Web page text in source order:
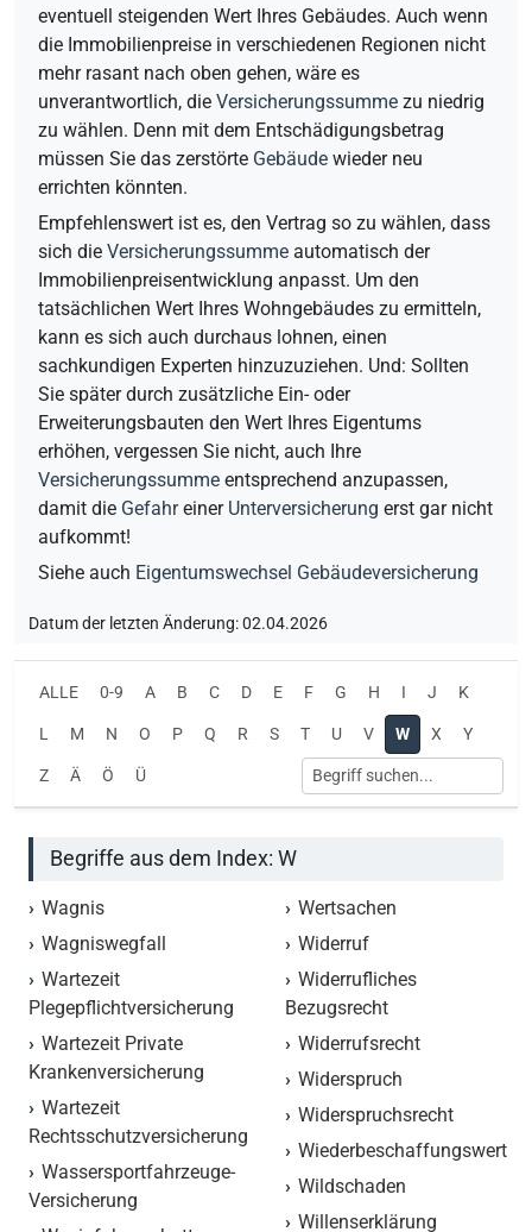
eventuell steigenden Wert Ihres Gebäudes. Auch wenn
die Immobilienpreise in verschiedenen Regionen nicht
mehr rasant nach oben gehen, wäre es
unverantwortlich, die Versicherungssumme zu niedrig
zu wählen. Denn mit dem Entschädigungsbetrag
müssen Sie das zerstörte Gebäude wieder neu
errichten könnten.
Empfehlenswert ist es, den Vertrag so zu wählen, dass
sich die Versicherungssumme automatisch der
Immobilienpreisentwicklung anpasst. Um den
tatsächlichen Wert Ihres Wohngebäudes zu ermitteln,
kann es sich auch durchaus lohnen, einen
sachkundigen Experten hinzuzuziehen. Und: Sollten
Sie später durch zusätzliche Ein- oder
Erweiterungsbauten den Wert Ihres Eigentums
erhöhen, vergessen Sie nicht, auch Ihre
Versicherungssumme entsprechend anzupassen,
damit die Gefahreiner Unterversicherung erst gar nicht
aufkommt!
Siehe auch Eigentumswechsel Gebäudeversicherung
Datum der letzten Änderung: 02.04.2026
ALLE 0-9 A B C D E F G H I J K
L M N O P Q R S T U V W X Y
Z Ä Ö Ü
Begriffe aus dem Index: W
Wagnis
Wagniswegfall
Wartezeit
Plegepflichtversicherung
Wartezeit Private
Krankenversicherung
Wartezeit
Rechtsschutzversicherung
Wassersportfahrzeuge-
Versicherung
Wertsachen
Widerruf
Widerrufliches
Bezugsrecht
Widerrufsrecht
Widerspruch
Widerspruchsrecht
Wiederbeschaffungswert
Wildschaden
Willenserklärung